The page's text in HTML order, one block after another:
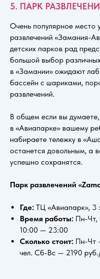
5. ПАРК
Очень популярное место
развлечений «Замания-
детских парков рад
большой выбор
в «Замании» ожидают
бассейн с шариками,
развлечений.
В общем если вы
в «Авиапарке» вашему
набираете тележку в
останется довольным, а
успешно сохранятся.
Парк развлечений
Где: ТЦ «Авиапарк», 3
Время работы: Пн-Чт,
10:00 — 23:00
Сколько стоит: Пн-Чт
чел. Сб-Вс — 2190